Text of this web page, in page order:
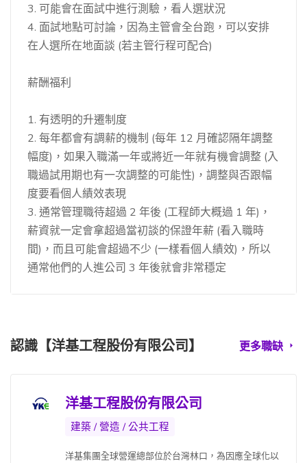
3. 可能會在面試中進行測驗，看人選狀況
4. 面試地點可討論，因為主管會全台跑，可以安排
在人選所在地面談 (若主管行程可配合)
薪酬福利
1. 有透明的升遷制度
2. 每年都會有調薪的機制 (每年 12 月確認隔年調整
幅度)，如果入職滿一年或將近一年就有機會調整 (入
職過試用期也有一次調整的可能性)，調整與否跟幅
度要看個人績效表現
3. 通常管理職待超過 2 年後 (工程師大概過 1 年)，
薪資就一定會拿超過當初談的保證年薪 (看入職時
間)，而且可能會超過不少 (一樣看個人績效)，所以
通常他們的人進公司 3 年後就會非常穩定
認識【洋基工程股份有限公司】 更多職缺
洋基工程股份有限公司
建築 / 營造 / 公共工程
洋基集團全球營運總部位於台灣林口，為因應全球化以